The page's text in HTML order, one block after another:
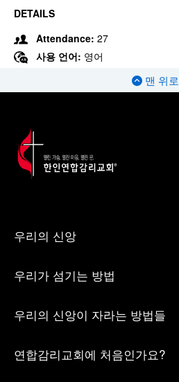
DETAILS
Attendance: 27
사용 언어: 영어
맨 위로
우리의 신앙
우리가 섬기는 방법
우리의 신앙이 자라는 방법들
연합감리교회에 처음인가요?